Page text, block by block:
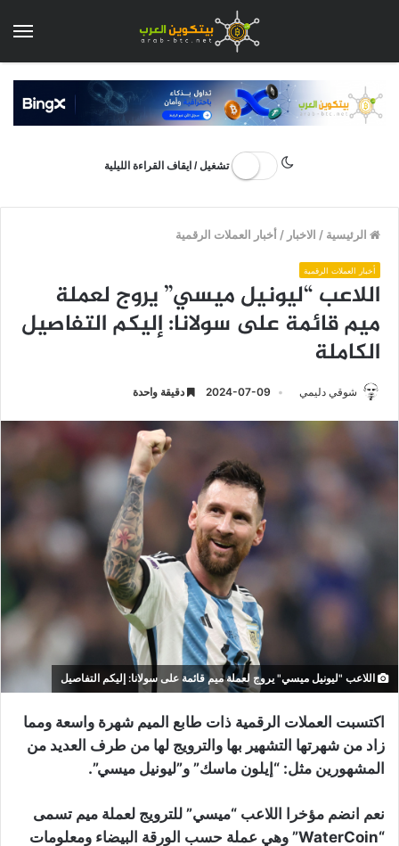
تشغيل / ايقاف القراءة الليلية
الرئيسية / الاخبار /أخبار العملات الرقمية
أخبار العملات الرقمية
اللاعب “ليونيل ميسي” يروج لعملة
ميم قائمة على سولانا: إليكم التفاصيل
الكاملة
شوقي دليمي 2024-07-09 دقيقة واحدة
اللاعب "ليونيل ميسي" يروج لعملة ميم قائمة على سولانا: إليكم التفاصيل
اكتسبت العملات الرقمية ذات طابع الميم شهرة واسعة ومما
زاد من شهرتها التشهير بها والترويج لها من طرف العديد من
المشهورين مثل: “إيلون ماسك” و”ليونيل ميسي”.
نعم انضم مؤخرا اللاعب “ميسي” للترويج لعملة ميم تسمى
“WaterCoin” وهي عملة حسب الورقة البيضاء ومعلومات